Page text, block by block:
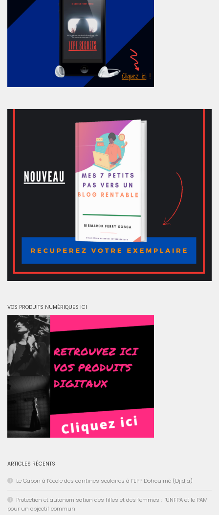
VOS PRODUITS NUMÉRIQUES ICI
ARTICLES RÉCENTS
Le Gabon à l’école des cantines scolaires à l’EPP Dohouimè (Djidja)
Protection et autonomisation des filles et des femmes : l’UNFPA et le PAM
pour un objectif commun